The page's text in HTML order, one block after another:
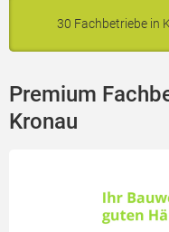
30 Fachbetriebe in
Premium
Kronau